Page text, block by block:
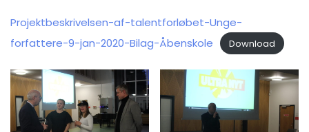
Projektbeskrivelsen-af-talentforløbet-Unge-
forfattere-9-jan-2020-Bilag-Åbenskole
Download